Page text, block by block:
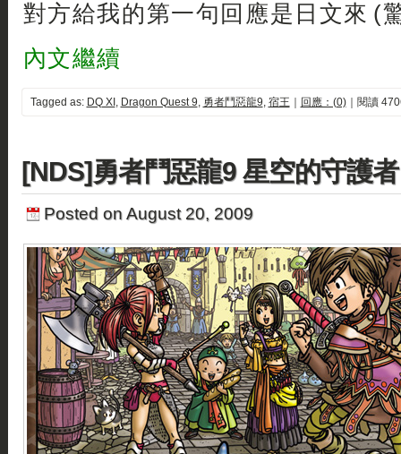
對方給我的第一句回應是日文來 (
內文繼續
Tagged as: DQ XI , Dragon Quest 9, 勇者鬥惡龍9, 宿王 回應：(0)｜閱讀
[NDS]勇者鬥惡龍9 星空的守護
Posted on August 20, 2009